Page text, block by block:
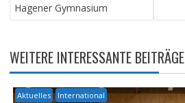
Hagener Gymnasium
WEITERE INTERESSANTE BEITRÄGE
Aktuelles International